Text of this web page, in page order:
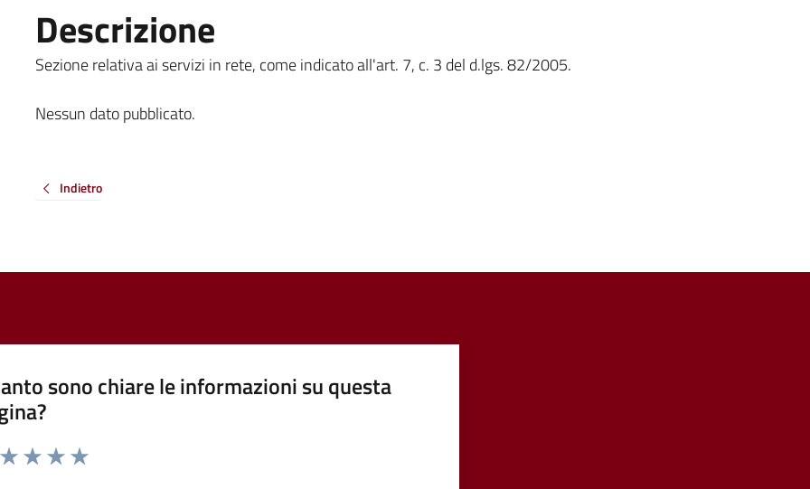
Descrizione
Sezione relativa ai servizi in rete, come indicato all'art. 7, c. 3 del d.lgs. 82/2005.
Nessun dato pubblicato.
Indietro
sono chiare le informazioni su questa
da 1 a 5 stelle la pagina